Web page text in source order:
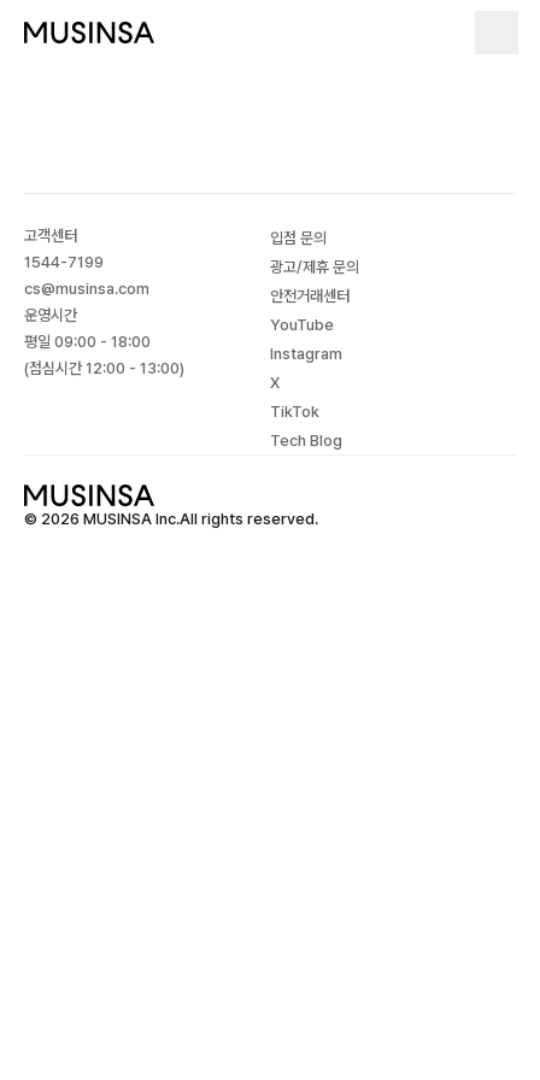
고객센터
1544-7199
cs@musinsa.com
운영시간
평일 09:00 - 18:00
(점심시간 12:00 - 13:00)
입점 문의
광고/제휴 문의
안전거래센터
YouTube
Instagram
X
TikTok
Tech Blog
© 2026 MUSINSA Inc.All rights reserved.